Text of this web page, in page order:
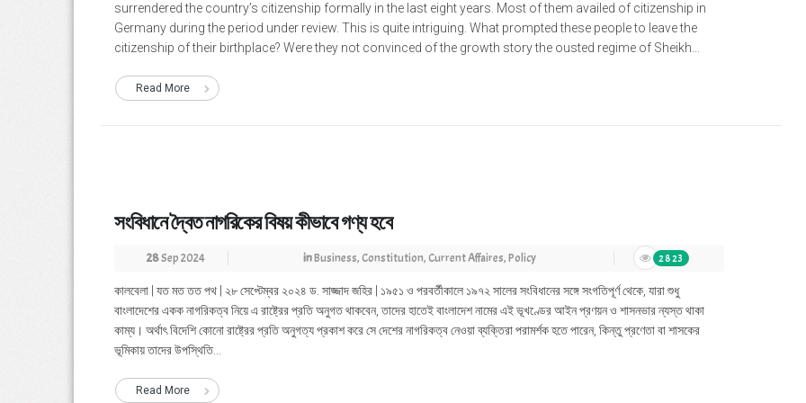
surrendered the country’s citizenship formally in the last eight years. Most of them availed of citizenship in
Germany during the period under review. This is quite intriguing. What prompted these people to leave the
citizenship of their birthplace? Were they not convinced of the growth story the ousted regime of Sheikh...
Read More
সংবিধানে দ্বৈত নাগরিকের বিষয় কীভাবে গণ্য হবে
28Sep 2024 inBusiness,Constitution,Current Affaires,Policy 2823
কালবেলা | যত মত তত পথ | ২৮ সেপ্টেম্বর ২০২৪ ড. সাজ্জাদ জহির | ১৯৫১ ও পরবর্তীকালে ১৯৭২ সালের সংবিধানের সঙ্গে সংগতিপূর্ণ থেকে, যারা শুধু
বাংলাদেশের একক নাগরিকত্ব নিয়ে এ রাষ্ট্রের প্রতি অনুগত থাকবেন, তাদের হাতেই বাংলাদেশ নামের এই ভূখণ্ডের আইন প্রণয়ন ও শাসনভার ন্যস্ত থাকা
কাম্য। অর্থাৎ বিদেশি কোনো রাষ্ট্রের প্রতি অনুগত্য প্রকাশ করে সে দেশের নাগরিকত্ব নেওয়া ব্যক্তিরা পরামর্শক হতে পারেন, কিন্তু প্রণেতা বা শাসকের
ভূমিকায় তাদের উপস্থিতি...
Read More